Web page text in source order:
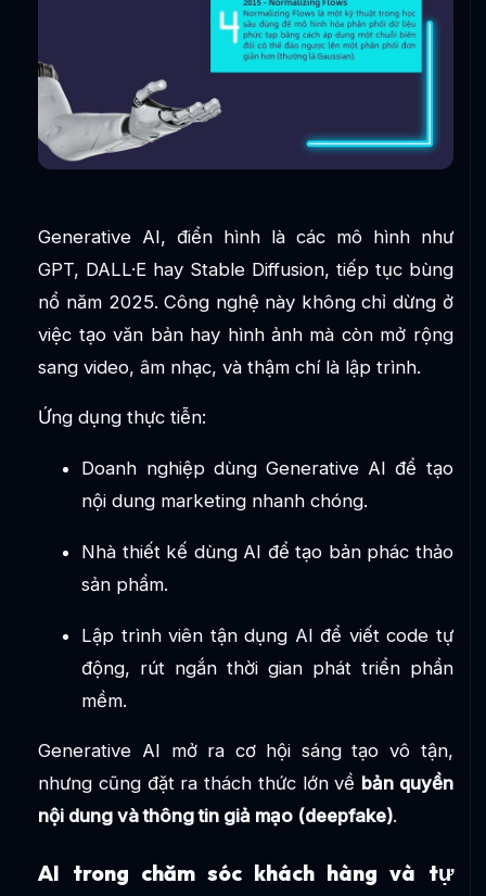
Generative AI, điển hình là các mô hình như
GPT, DALL·E hay Stable Diffusion, tiếp tục bùng
nổ năm 2025. Công nghệ này không chỉ dừng ở
việc tạo văn bản hay hình ảnh mà còn mở rộng
sang video, âm nhạc, và thậm chí là lập trình.
Ứng dụng thực tiễn:
Doanh nghiệp dùng Generative AI để tạo
nội dung marketing nhanh chóng.
Nhà thiết kế dùng AI để tạo bản phác thảo
sản phẩm.
Lập trình viên tận dụng AI để viết code tự
động, rút ngắn thời gian phát triển phần
mềm.
Generative AI mở ra cơ hội sáng tạo vô tận,
nhưng cũng đặt ra thách thức lớn về bản quyền
nội dung và thông tin giả mạo (deepfake).
AI trong chăm sóc khách hàng và tự